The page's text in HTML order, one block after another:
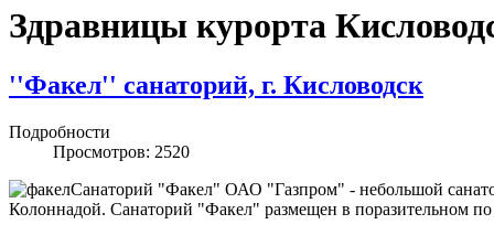
Здравницы курорта
''Факел'' санаторий, г. Кисловодск
Подробности
Просмотров: 2520
Санаторий "Факел" ОАО "Газпром" - небольшой
Колоннадой. Санаторий "Факел" размещен в поразительном по